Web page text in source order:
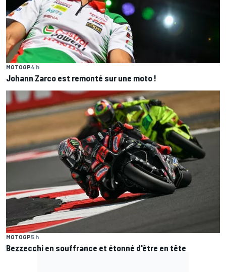
MOTOGP4 h
Johann Zarco est remonté sur une moto !
MOTOGP5 h
Bezzecchi en souffrance et étonné d'être en tête